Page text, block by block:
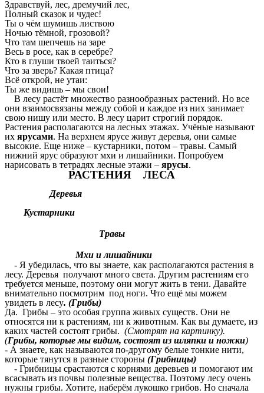
Здравствуй, лес, дремучий лес,
Полный сказок и чудес!
Ты о чём шумишь листвою
Ночью тёмной, грозовой?
Что там шепчешь на заре
Весь в росе, как в серебре?
Кто в глуши твоей таиться?
Что за зверь? Какая птица?
Всё открой, не утаи:
Ты же видишь – мы свои!
В лесу растёт множество разнообразных растений. Но все
они взаимосвязаны между собой и каждое из них занимает
свою нишу или место. В лесу царит строгий порядок.
Растения располагаются на лесных этажах. Учёные называют
их ярусами. На верхнем ярусе живут деревья, они самые
высокие. Еще ниже – кустарники, потом – травы. Самый
нижний ярус образуют мхи и лишайники. Попробуем
нарисовать в тетрадях лесные этажи – ярусы.
РАСТЕНИЯ ЛЕСА
Деревья
Кустарники
Травы
Мхи и лишайники
- Я убедилась, что вы знаете, как располагаются растения в
лесу. Деревья получают много света. Другим растениям его
требуется меньше, поэтому они могут жить в тени. Давайте
внимательно посмотрим под ноги. Что ещё мы можем
увидеть в лесу. (Грибы)
Да. Грибы – это особая группа живых существ. Они не
относятся ни к растениям, ни к животным. Как вы думаете, из
каких частей состоят грибы. (Смотрят на картинку).
(Грибы, которые мы видим, состоят из шляпки и ножки)
- А знаете, как называются по-другому белые тонкие нити,
которые тянутся в разные стороны (Грибницы)
- Грибницы срастаются с корнями деревьев и помогают им
всасывать из почвы полезные вещества. Поэтому лесу очень
нужны грибы. Хотите, наберём лукошко грибов. Но сначала